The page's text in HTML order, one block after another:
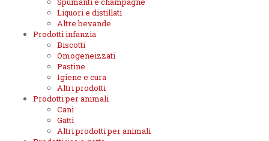
Liquori e distillati
Altre bevande
Prodotti infanzia
Biscotti
Omogeneizzati
Pastine
Igiene e cura
Altri prodotti
Prodotti per animali
Cani
Gatti
Altri prodotti per animali